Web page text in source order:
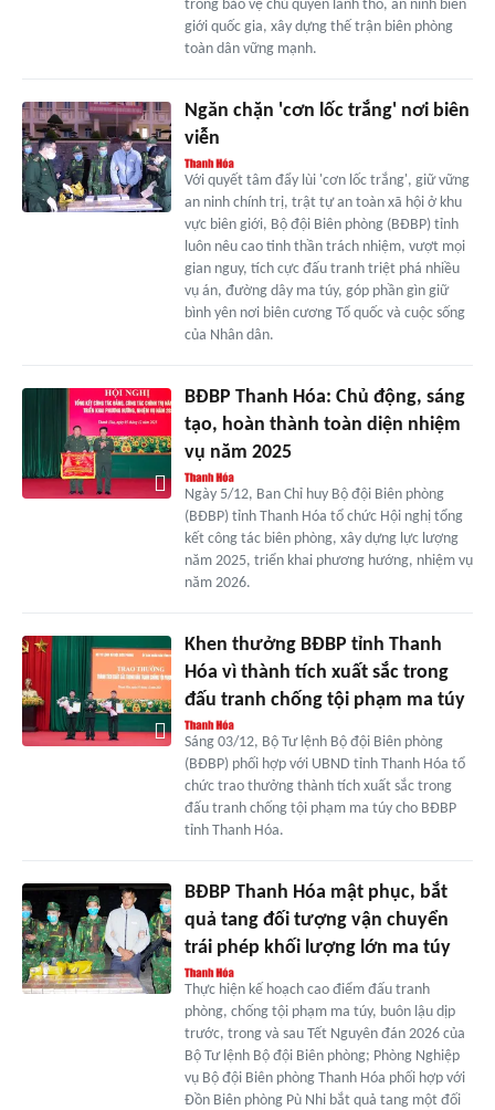
trong bảo vệ chủ quyền lãnh thổ, an ninh biên
giới quốc gia, xây dựng thế trận biên phòng
toàn dân vững mạnh.
Ngăn chặn 'cơn lốc trắng' nơi biên
viễn
Với quyết tâm đẩy lùi 'cơn lốc trắng', giữ vững
an ninh chính trị, trật tự an toàn xã hội ở khu
vực biên giới, Bộ đội Biên phòng (BÐBP) tỉnh
luôn nêu cao tinh thần trách nhiệm, vượt mọi
gian nguy, tích cực đấu tranh triệt phá nhiều
vụ án, đường dây ma túy, góp phần gìn giữ
bình yên nơi biên cương Tổ quốc và cuộc sống
của Nhân dân.
BĐBP Thanh Hóa: Chủ động, sáng
tạo, hoàn thành toàn diện nhiệm
vụ năm 2025
Ngày 5/12, Ban Chỉ huy Bộ đội Biên phòng
(BĐBP) tỉnh Thanh Hóa tổ chức Hội nghị tổng
kết công tác biên phòng, xây dựng lực lượng
năm 2025, triển khai phương hướng, nhiệm vụ
năm 2026.
Khen thưởng BĐBP tỉnh Thanh
Hóa vì thành tích xuất sắc trong
đấu tranh chống tội phạm ma túy
Sáng 03/12, Bộ Tư lệnh Bộ đội Biên phòng
(BĐBP) phối hợp với UBND tỉnh Thanh Hóa tổ
chức trao thưởng thành tích xuất sắc trong
đấu tranh chống tội phạm ma túy cho BĐBP
tỉnh Thanh Hóa.
BĐBP Thanh Hóa mật phục, bắt
quả tang đối tượng vận chuyển
trái phép khối lượng lớn ma túy
Thực hiện kế hoạch cao điểm đấu tranh
phòng, chống tội phạm ma túy, buôn lậu dịp
trước, trong và sau Tết Nguyên đán 2026 của
Bộ Tư lệnh Bộ đội Biên phòng; Phòng Nghiệp
vụ Bộ đội Biên phòng Thanh Hóa phối hợp với
Đồn Biên phòng Pù Nhi bắt quả tang một đối